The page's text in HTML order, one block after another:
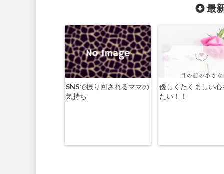
最
SNSで振り回されるママの
気持ち
優しくたくましい
たい！！